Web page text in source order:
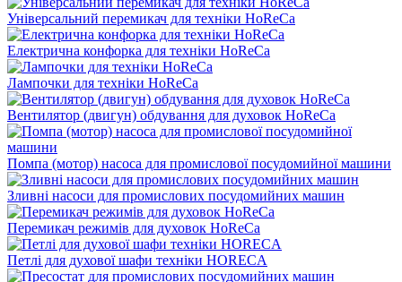
Універсальний перемикач для техніки HoReCa
Електрична конфорка для техніки HoReCa
Лампочки для техніки HoReCa
Вентилятор (двигун) обдування для духовок HoReCa
Помпа (мотор) насоса для промислової посудомийної машини
Зливні насоси для промислових посудомийних машин
Перемикач режимів для духовок HoReCa
Петлі для духової шафи техніки HORECA